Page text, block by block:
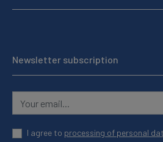
Newsletter subscription
I agree to processing of personal